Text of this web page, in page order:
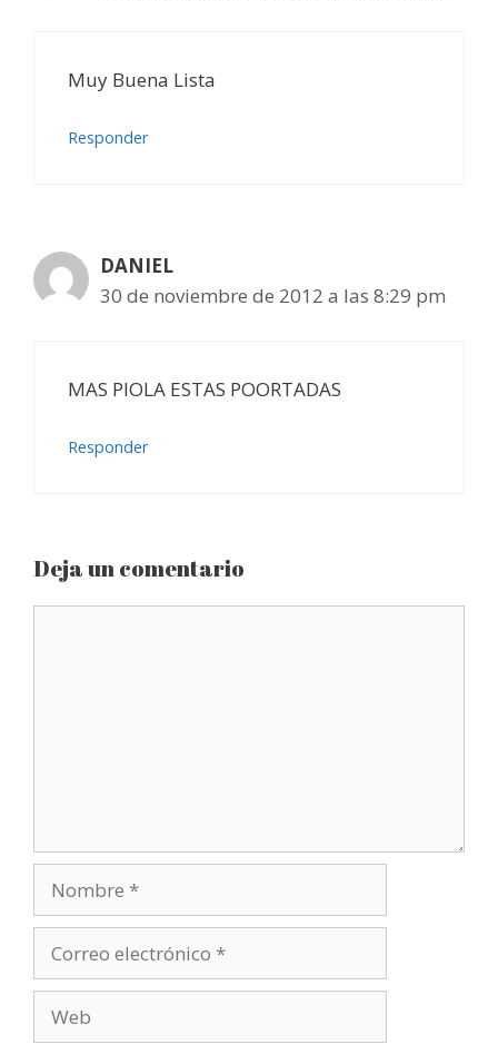
Muy Buena Lista
Responder
DANIEL
30 de noviembre de 2012 a las 8:29 pm
MAS PIOLA ESTAS POORTADAS
Responder
Deja un comentario
electrónico